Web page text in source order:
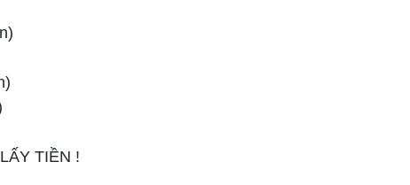
TIỀN !